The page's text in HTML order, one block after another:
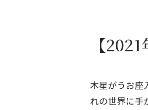
【
木星がうお座
れの世界に手